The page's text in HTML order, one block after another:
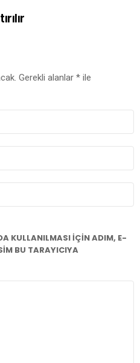
Gerekli alanlar * ile
KULLANILMASI IÇIN ADIM, E-
BU TARAYICIYA